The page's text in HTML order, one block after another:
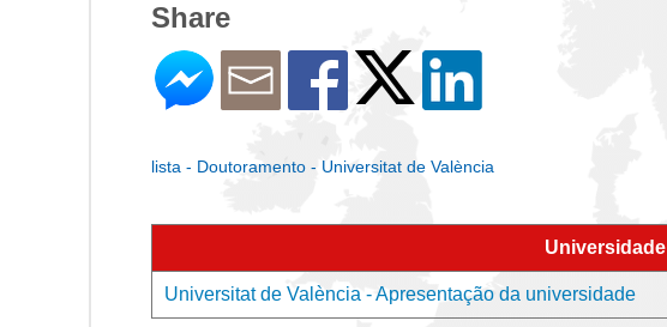
Share
lista - Doutoramento - Universitat de València
Universidade
Universitat de València - Apresentação da universidade